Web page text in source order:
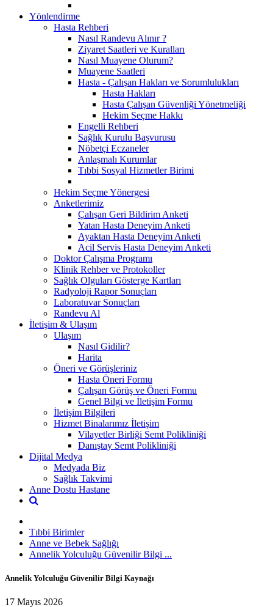
Yönlendirme
Hasta Rehberi
Nasıl Randevu Alınır ?
Ziyaret Saatleri ve Kuralları
Nasıl Muayene Olurum?
Muayene Saatleri
Hasta - Çalışan Hakları ve Sorumlulukları
Hasta Hakları
Hasta Çalışan Güvenliği Yönetmeliği
Hekim Seçme Hakkı
Engelli Rehberi
Sağlık Kurulu Başvurusu
Nöbetçi Eczaneler
Anlaşmalı Kurumlar
Tıbbi Sosyal Hizmetler Birimi
Hekim Seçme Yönergesi
Anketlerimiz
Çalışan Geri Bildirim Anketi
Yatan Hasta Deneyim Anketi
Ayaktan Hasta Deneyim Anketi
Acil Servis Hasta Deneyim Anketi
Doktor Çalışma Programı
Klinik Rehber ve Protokoller
Sağlık Olguları Gösterge Kartları
Radyoloji Rapor Sonuçları
Laboratuvar Sonuçları
Randevu Al
İletişim & Ulaşım
Ulaşım
Nasıl Gidilir?
Harita
Öneri ve Görüşleriniz
Hasta Öneri Formu
Çalışan Görüş ve Öneri Formu
Genel Bilgi ve İletişim Formu
İletişim Bilgileri
Hizmet Binalarımız İletişim
Vilayetler Birliği Semt Polikliniği
Danıştay Semt Polikliniği
Dijital Medya
Medyada Biz
Sağlık Takvimi
Anne Dostu Hastane
Tıbbi Birimler
Anne ve Bebek Sağlığı
Annelik Yolculuğu Güvenilir Bilgi ...
Annelik Yolculuğu Güvenilir Bilgi Kaynağı
17 Mayıs 2026